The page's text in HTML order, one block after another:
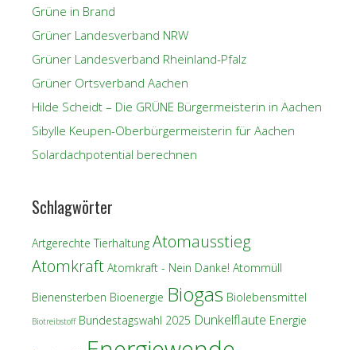
Grüne in Brand
Grüner Landesverband NRW
Grüner Landesverband Rheinland-Pfalz
Grüner Ortsverband Aachen
Hilde Scheidt – Die GRÜNE Bürgermeisterin in Aachen
Sibylle Keupen-Oberbürgermeisterin für Aachen
Solardachpotential berechnen
Schlagwörter
Artgerechte Tierhaltung Atomausstieg
Atomkraft Atomkraft - Nein Danke! Atommüll
Bienensterben Bioenergie Biogas Biolebensmittel
Biotreibstoff Bundestagswahl 2025 Dunkelflaute Energie